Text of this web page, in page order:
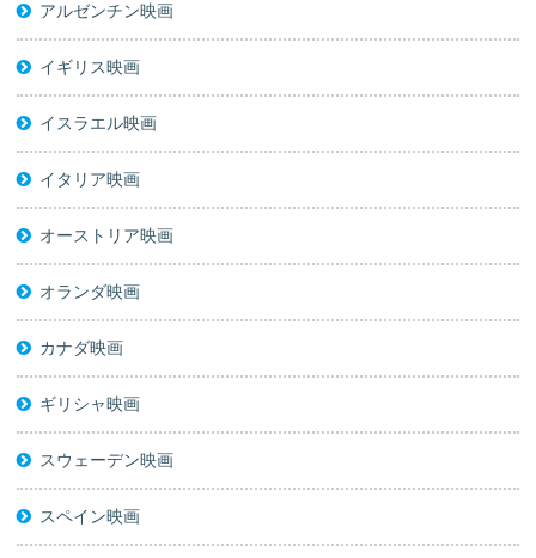
アルゼンチン映画
イギリス映画
イスラエル映画
イタリア映画
オーストリア映画
オランダ映画
カナダ映画
ギリシャ映画
スウェーデン映画
スペイン映画